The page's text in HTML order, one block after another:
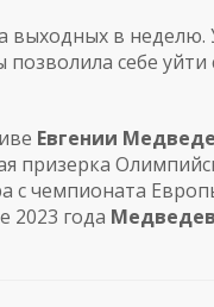
выходных в неделю.
себе уйти
Евгении
призерка
с чемпионата
2023 года Медведев